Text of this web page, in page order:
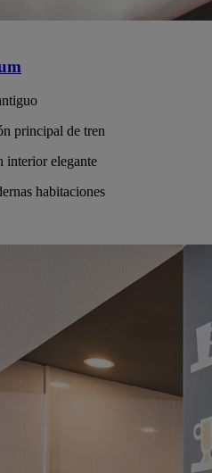
principal de tren
interior elegante
habitaciones